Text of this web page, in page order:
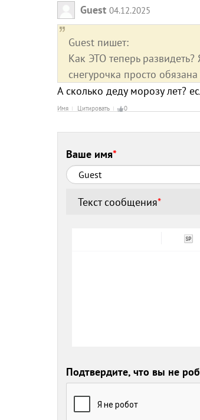
Guest 04.12.2025
Guest пишет:
Как ЭТО теперь
снегурочка просто
А сколько деду морозу лет?
Имя Цитировать 0
Ваше имя*
Текст сообщения*
Подтвердите, что вы не